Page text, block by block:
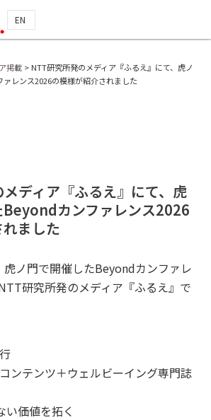
EN
掲載 > NTT研究所発のメディア『ふるえ』にて、虎ノ
レンス2026の模様が紹介されました
ディア『ふるえ』にて、虎
Beyondカンファレンス2026
ました
ノ門で開催したBeyondカンファレ
研究所発のメディア『ふるえ』で
ンテンツ＋ウェルビーイング専門誌
い価値を拓く